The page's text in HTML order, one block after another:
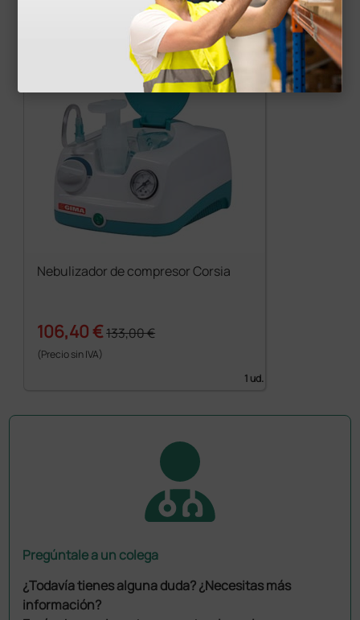
Nebulizador de compresor Corsia
106,40 €133,00 €
(Precio sin IVA)
1 ud.
Pregúntale a un colega
¿Todavía tienes alguna duda? ¿Necesitas más
información?